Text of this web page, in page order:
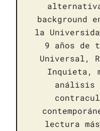
background
la
9 años de
Universal,
Inquieta,
análisis
lectura